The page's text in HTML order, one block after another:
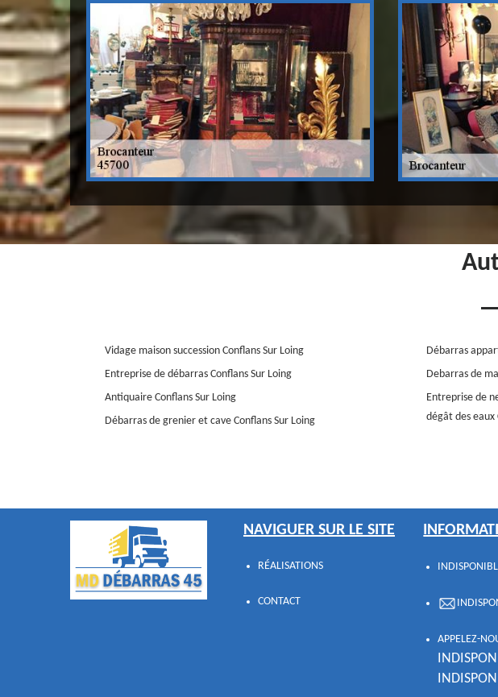
Vidage maison succession Conflans Sur Loing
Entreprise de débarras Conflans Sur Loing
Antiquaire Conflans Sur Loing
Débarras de grenier et cave Conflans Sur Loing
Débarras
Debarras de
Entreprise de
dégât des eaux
NAVIGUER SUR LE SITE
RÉALISATIONS
CONTACT
APPELEZ-